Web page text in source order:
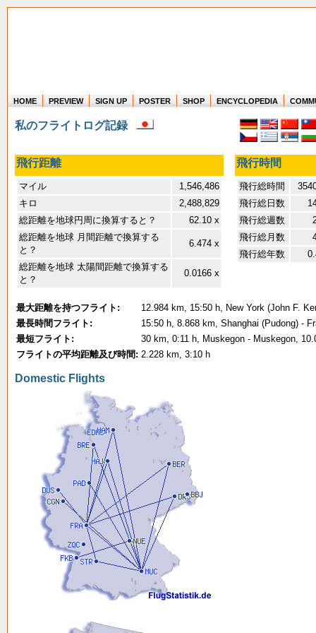
Where in the world have you flown?
How long have you been in the air?
Create your own FlightMemory and see!
HOME PREVIEW SIGN UP POSTER SHOP ENCYCLOPEDIA
私のフライトログ記録
飛行距離 飛行時間
マイル
1,546,486
キロ
2,488,829
総距離を地球円周に換算すると？
62.10 x
総距離を地球 月間距離で換算する
と？
6.474 x
総距離を地球 太陽間距離で換算する
と？
0.0166 x
飛行総時間
飛行総日数
飛行総週数
飛行総月数
飛行総年数
最大距離を持つフライト:
12.984 km, 15:50 h, New York (John F.
最長時間フライト:
15:50 h, 8.868 km, Shanghai (Pudong) -
最短フライト:
30 km, 0:11 h, Muskegon - Muskegon,
フライトの平均距離及び時間: 2.228 km, 3:10 h
Domestic Flights